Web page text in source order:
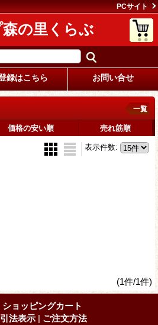
PCサイト
の里くらぶ
録はこちら お問い合せ
一覧
価格の安い順 売れ筋順
表示件数:
(1件/1件)
ショッピングカート
法表示 | ご注文方法